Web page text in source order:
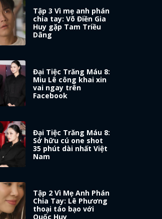
Tập 3 Vì mẹ anh phán
chia tay: Võ Điền Gia
Huy gặp Tam Triều
Dâng
Đại Tiệc Trăng Máu 8:
Miu Lê công khai xin
vai ngay trên
Facebook
Đại Tiệc Trăng Máu 8:
Sở hữu cú one shot
35 phút dài nhất Việt
Nam
Tập 2 Vì Mẹ Anh Phán
Chia Tay: Lê Phương
thoại táo bạo với
Quốc Huy